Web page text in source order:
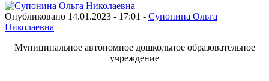
Опубликовано 14.01.2023 - 17:01 - Супонина Ольга
Николаевна
Муниципальное автономное дошкольное образовательное
учреждение